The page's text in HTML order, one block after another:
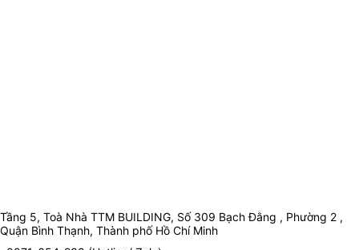
Tầng 5, Toà Nhà TTM BUILDING, Số 309 Bạch Đằng , Phường 2 ,
Quận Bình Thạnh, Thành phố Hồ Chí Minh